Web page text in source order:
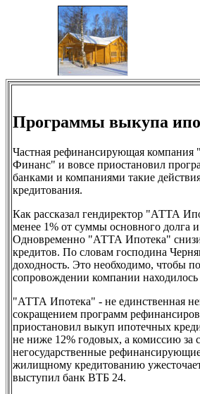
Программы выкупа
Частная рефинансирующая
Финанс" и вовсе приостановил
банками и компаниями такие
кредитования.
Как рассказал гендиректор "АТТА
менее 1% от суммы основного долга
Одновременно "АТТА Ипотека"
кредитов. По словам господина
доходность. Это необходимо, чтобы
сопровождении компании
"АТТА Ипотека" - не единственная
сокращением программ
приостановил выкуп ипотечных
не ниже 12% годовых, а комиссию за
негосударственные
жилищному кредитованию
выступил банк ВТБ 24.